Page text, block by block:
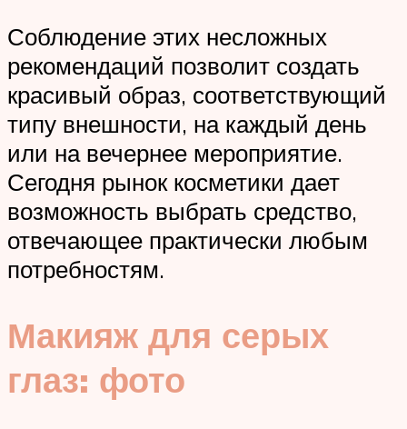
Соблюдение этих несложных
рекомендаций позволит создать
красивый образ, соответствующий
типу внешности, на каждый день
или на вечернее мероприятие.
Сегодня рынок косметики дает
возможность выбрать средство,
отвечающее практически любым
потребностям.
Макияж для серых
глаз: фото